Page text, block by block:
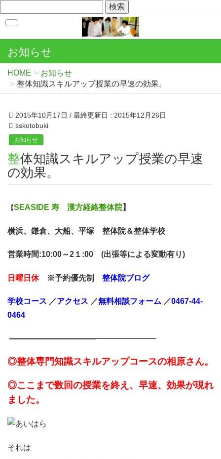
お知らせ
HOME
お知らせ
整体知識スキルアップ授業の早速の効果。
2015年10月17日 / 最終更新日 : 2015年12月26日
sskotobuki
お知らせ
整体知識スキルアップ授業の早速
の効果。
【SEASIDE 寿 漢方経絡整体院】
横浜、鎌倉、大船、平塚 整体院＆整体学校
営業時間:10:00～2１:00 (出張等による変動有り)
日曜日休※予約優先制 整体院ブログ
学校コース ／アクセス ／無料相談フォーム ／0467-44-
0464
——————————————————–
◎整体専門知識スキルアップコースの相原さん。
◎ここまで数回の授業を終え、早速、効果が現れ
ました。
それは